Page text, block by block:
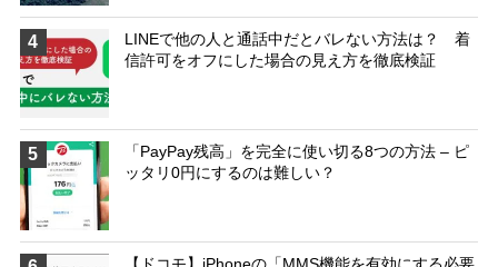
4
LINEで他の人と通話中だとバレない方法は？ 着
信許可をオフにした場合の見え方を徹底検証
5
「PayPay残高」を完全に使い切る8つの方法 – ピ
ッタリ0円にするのは難しい？